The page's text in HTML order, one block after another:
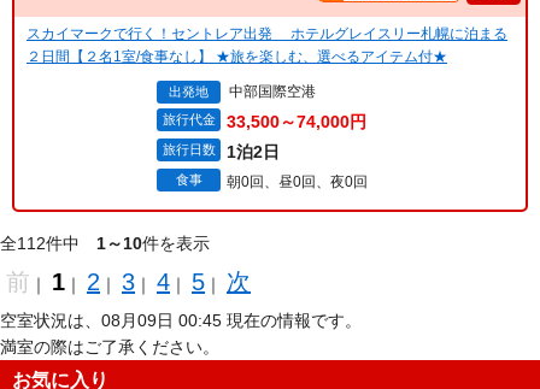
スカイマークで行く！セントレア出発 ホテルグレイスリー札幌に泊まる
２日間【２名1室/食事なし】 ★旅を楽しむ、選べるアイテム付★
出発地 中部国際空港
旅行代金 33,500～74,000円
旅行日数 1泊2日
食事 朝0回、昼0回、夜0回
全112件中 1～10件を表示
前 ｜ 1 ｜ 2 ｜ 3 ｜ 4 ｜ 5 ｜ 次
空室状況は、08月09日 00:45 現在の情報です。
満室の際はご了承ください。
お気に入り